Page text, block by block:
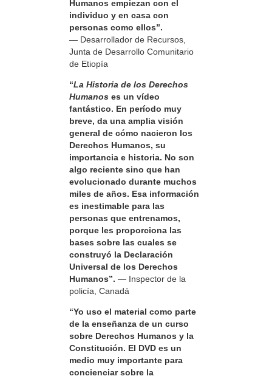
Humanos empiezan con el
individuo y en casa con
personas como ellos”.
— Desarrollador de Recursos,
Junta de Desarrollo Comunitario
de Etiopía
“La Historia de los Derechos
Humanos es un vídeo
fantástico. En período muy
breve, da una amplia visión
general de cómo nacieron los
Derechos Humanos, su
importancia e historia. No son
algo reciente sino que han
evolucionado durante muchos
miles de años. Esa información
es inestimable para las
personas que entrenamos,
porque les proporciona las
bases sobre las cuales se
construyó la Declaración
Universal de los Derechos
Humanos”. — Inspector de la
policía, Canadá
“Yo uso el material como parte
de la enseñanza de un curso
sobre Derechos Humanos y la
Constitución. El DVD es un
medio muy importante para
concienciar sobre la